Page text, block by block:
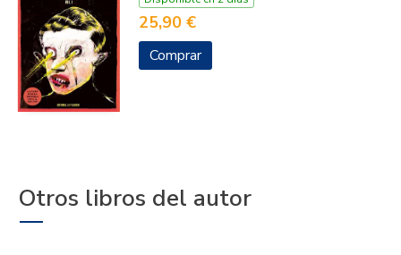
25,90 €
Comprar
Otros libros del autor